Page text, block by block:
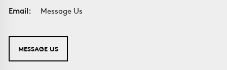
Email:
Message Us
MESSAGE US